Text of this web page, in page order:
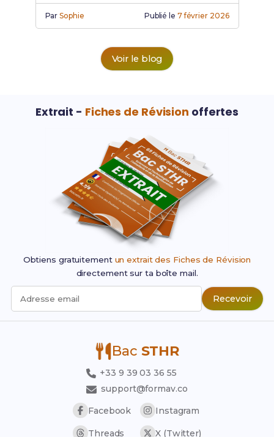
et réussir ton stage en hôtellerie-
restauration.
ParSophie Publié le 7 février 2026
Voir le blog
Extrait - Fiches de Révision offertes
Obtiens gratuitement un extrait des Fiches de Révision
directement sur ta boîte mail.
Adresse email Recevoir
Bac STHR
+33 9 39 03 36 55
support@formav.co
Facebook
Instagram
Threads X (Twitter)